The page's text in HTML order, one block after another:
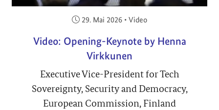
Veröffentlicht am:
29. Mai 2026 • Video
Video: Opening-Keynote by Henna
Virkkunen
Executive Vice-President for Tech
Sovereignty, Security and Democracy,
European Commission, Finland